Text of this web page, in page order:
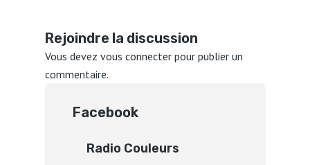
Rejoindre la discussion
Vous devez vous connecterpour publier un
commentaire.
Facebook
Radio Couleurs